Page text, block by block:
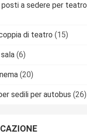
posti a sedere per teatro
di teatro (15)
(6)
(20)
sedili per autobus (26)